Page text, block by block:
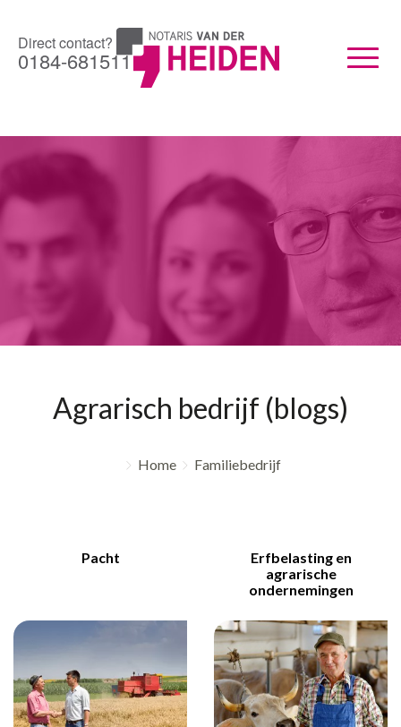
Toggle
Direct contact?
0184-681511
Agrarisch bedrijf (blogs)
Home Familiebedrijf
Pacht
Erfbelasting en
agrarische
ondernemingen